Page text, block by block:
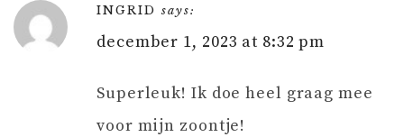
INGRID says:
december 1, 2023 at 8:32 pm
Superleuk! Ik doe heel graag mee
voor mijn zoontje!